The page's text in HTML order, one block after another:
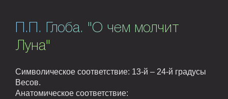
П.П. Глоба. "О чем молчит
Луна"
Символическое соответствие: 13-й – 24-й градусы
Весов.
Анатомическое соответствие: